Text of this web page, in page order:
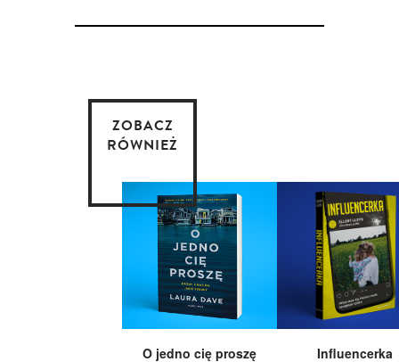
ZOBACZ
RÓWNIEŻ
O jedno cię proszę
Influencerka